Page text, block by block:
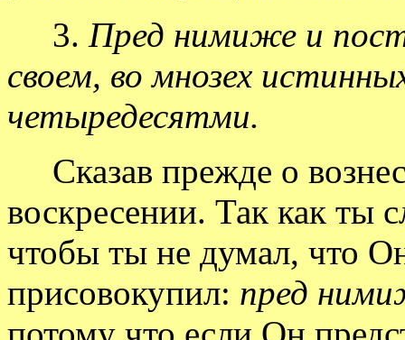
3. Пред нимиже и
своем, во мнозех
четыредесятми.
Сказав прежде о
воскресении. Так как ты
чтобы ты не думал, что
присовокупил: пред